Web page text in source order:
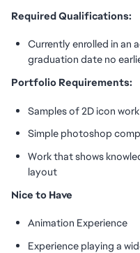
Required Qualifications:
Currently enrolled in an
graduation date no
Portfolio Requirements:
Samples of 2D icon work
Simple photoshop
Work that shows
layout
Nice to Have
Animation Experience
Experience playing a